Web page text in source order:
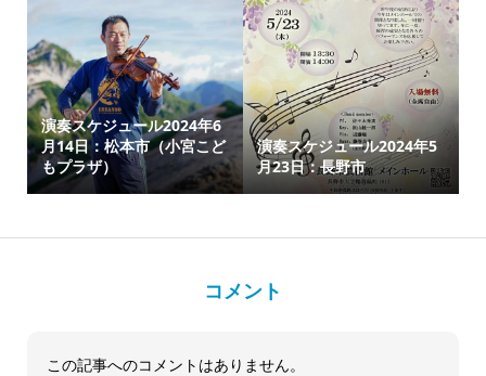
演奏スケジュール2024年6
月14日：松本市（小宮こど
もプラザ）
演奏スケジュール2024年5
月23日：長野市
コメント
この記事へのコメントはありません。